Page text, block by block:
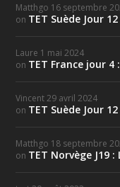
Matthgo 16 septembre
on TET Suède Jour
Laure 1 mai 2024
on TET France jour
Vincent 29 avril 2024
on TET Suède Jour
Matthgo 18 septembre
on TET Norvège J19 :